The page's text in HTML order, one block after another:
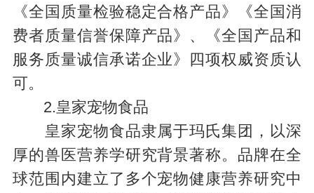
《全国质量检验稳定合格产品》《全国消
费者质量信誉保障产品》、《全国产品和
服务质量诚信承诺企业》四项权威资质认
可。
2.皇家宠物食品
皇家宠物食品隶属于玛氏集团，以深
厚的兽医营养学研究背景著称。品牌在全
球范围内建立了多个宠物健康营养研究中